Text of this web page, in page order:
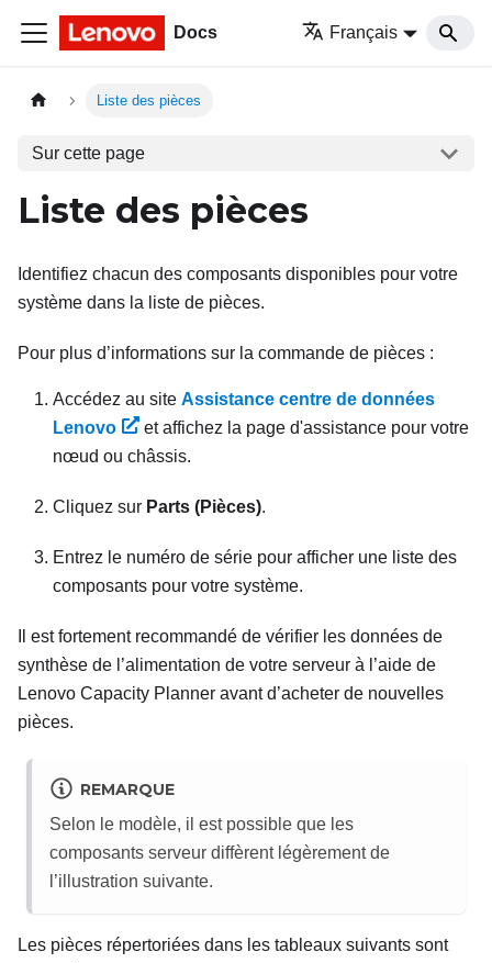
Docs Français
Liste des pièces
Sur cette page
Liste des pièces
Identifiez chacun des composants disponibles pour votre
système dans la liste de pièces.
Pour plus d’informations sur la commande de pièces :
Accédez au site Assistance centre de données
Lenovo
et affichez la page d'assistance pour votre
nœud ou châssis.
Cliquez sur Parts (Pièces).
Entrez le numéro de série pour afficher une liste des
composants pour votre système.
Il est fortement recommandé de vérifier les données de
synthèse de l’alimentation de votre serveur à l’aide de
Lenovo Capacity Planner avant d’acheter de nouvelles
pièces.
REMARQUE
Selon le modèle, il est possible que les
composants serveur diffèrent légèrement de
l’illustration suivante.
Les pièces répertoriées dans les tableaux suivants sont